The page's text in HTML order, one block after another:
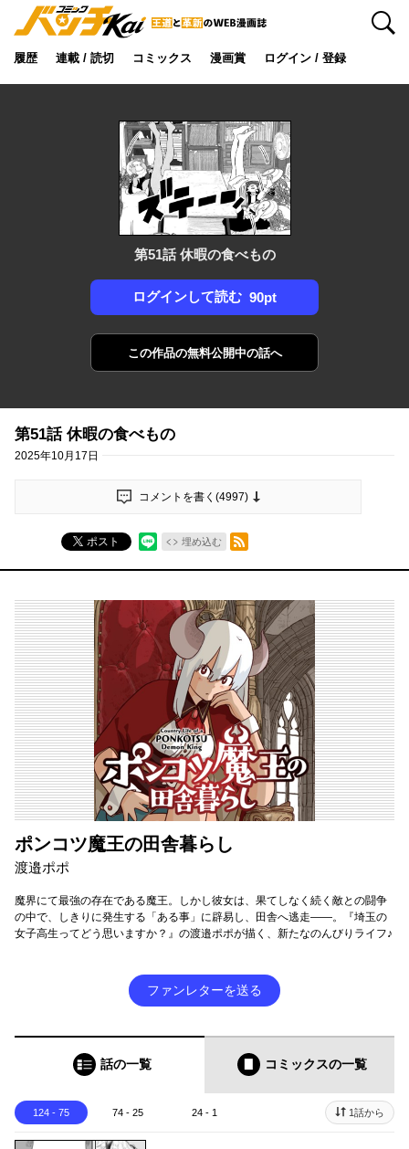
履歴 連載 / 読切 コミックス 漫画賞 ログイン / 登録
検索
第51話 休暇の食べもの
ログインして読む 90pt
この作品の無料公開中の話へ
第51話 休暇の食べもの
2025年10月17日
コメントを書く(4997)
ポスト 埋め込む
RSSフィード
ポンコツ魔王の田舎暮らし
渡邉ポポ
魔界にて最強の存在である魔王。しかし彼女は、果てしなく続く敵との闘争
の中で、しきりに発生する「ある事」に辟易し、田舎へ逃走――。『埼玉の
女子高生ってどう思いますか？』の渡邉ポポが描く、新たなのんびりライフ♪
ファンレターを送る
話の一覧 コミックスの一覧
124 - 75 74 - 25 24 - 1 1話から